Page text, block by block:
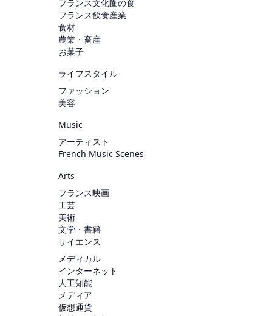
フランス文化圏の食
フランス飲食産業
食材
農業・畜産
お菓子
ライフスタイル
ファッション
美容
Music
アーティスト
French Music Scenes
Arts
フランス映画
工芸
美術
文学・書籍
サイエンス
メディカル
インターネット
人工知能
メディア
仮想通貨